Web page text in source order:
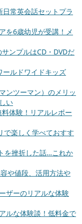
常英会話セットプラ
を6歳幼児が受講！メ
ンプルはCD・DVDだ
ルドワイドキッズ
ンツーマン）のメリッ
い
体験！リアルレポー
で楽しく学べておすす
を挫折した話…これか
や値段、活用方法や
ザーのリアルな体験
ルな体験談！低料金で